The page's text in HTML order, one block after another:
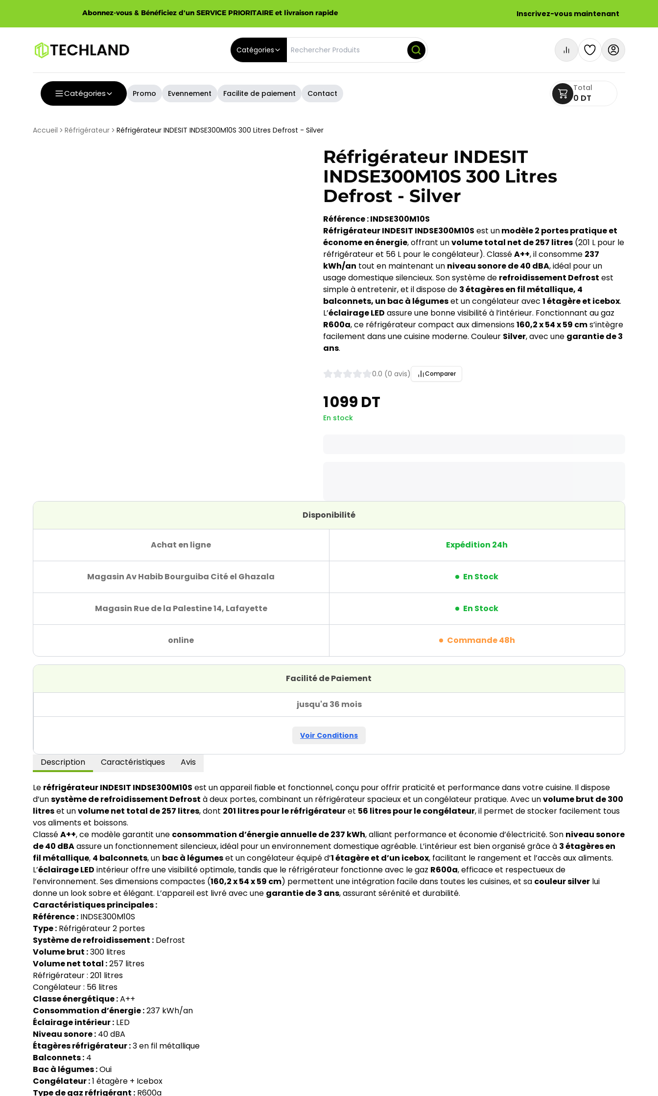
Abonnez-vous & Bénéficiez d'un SERVICE PRIORITAIRE et livraison rapide Inscrivez-vous maintenant
Catégories
Catégories Promo Evennement Facilite de paiement Contact
Total
0 DT
Accueil Réfrigérateur Réfrigérateur INDESIT INDSE300M10S 300 Litres Defrost - Silver
Réfrigérateur INDESIT
INDSE300M10S 300 Litres
Defrost - Silver
Référence : INDSE300M10S
Réfrigérateur INDESIT INDSE300M10S est unmodèle 2 portes pratique et
économe en énergie, offrant unvolume total net de 257 litres(201 L pour le
réfrigérateur et 56 L pour le congélateur). ClasséA++, il consomme 237
kWh/an tout en maintenant un niveau sonore de 40 dBA, idéal pour un
usage domestique silencieux. Son système de refroidissement Defrost est
simple à entretenir, et il dispose de 3 étagères en fil métallique, 4
balconnets, un bac à légumeset un congélateur avec 1 étagère et icebox.
L’éclairage LED assure une bonne visibilité à l’intérieur. Fonctionnant au gaz
R600a, ce réfrigérateur compact aux dimensions160,2 x 54 x 59 cms’intègre
facilement dans une cuisine moderne. Couleur Silver, avec une garantie de 3
ans.
0.0 (0 avis) Comparer
1 099 DT
En stock
Disponibilité
Achat en ligne Expédition 24h
Magasin Av Habib Bourguiba Cité el Ghazala En Stock
Magasin Rue de la Palestine 14, Lafayette En Stock
online Commande 48h
Facilité de Paiement
jusqu'a 36 mois
Voir Conditions
Description Caractéristiques Avis
Le réfrigérateur INDESIT INDSE300M10S est un appareil fiable et fonctionnel, conçu pour offrir praticité et performance dans votre cuisine. Il dispose
d’unsystème de refroidissement Defrost à deux portes, combinant un réfrigérateur spacieux et un congélateur pratique. Avec unvolume brut de 300
litreset unvolume net total de 257 litres, dont 201 litres pour le réfrigérateuret 56 litres pour le congélateur, il permet de stocker facilement tous
vos aliments et boissons.
ClasséA++, ce modèle garantit une consommation d’énergie annuelle de 237 kWh, alliant performance et économie d’électricité. Son niveau sonore
de 40 dBAassure un fonctionnement silencieux, idéal pour un environnement domestique agréable. L’intérieur est bien organisé grâce à 3 étagères en
fil métallique, 4 balconnets, un bac à légumeset un congélateur équipé d’1 étagère et d’un icebox, facilitant le rangement et l’accès aux aliments.
L’éclairage LED intérieur offre une visibilité optimale, tandis que le réfrigérateur fonctionne avec le gaz R600a, efficace et respectueux de
l’environnement. Ses dimensions compactes (160,2 x 54 x 59 cm) permettent une intégration facile dans toutes les cuisines, et sa couleur silver lui
donne un look sobre et élégant. L’appareil est livré avec une garantie de 3 ans, assurant sérénité et durabilité.
Caractéristiques principales :
Référence : INDSE300M10S
Type : Réfrigérateur 2 portes
Système de refroidissement : Defrost
Volume brut :300 litres
Volume net total :257 litres
Réfrigérateur : 201 litres
Congélateur : 56 litres
Classe énergétique :A++
Consommation d’énergie :237 kWh/an
Éclairage intérieur : LED
Niveau sonore : 40 dBA
Étagères réfrigérateur :3 en fil métallique
Balconnets : 4
Bac à légumes :Oui
Congélateur :1 étagère + Icebox
Type de gaz réfrigérant : R600a